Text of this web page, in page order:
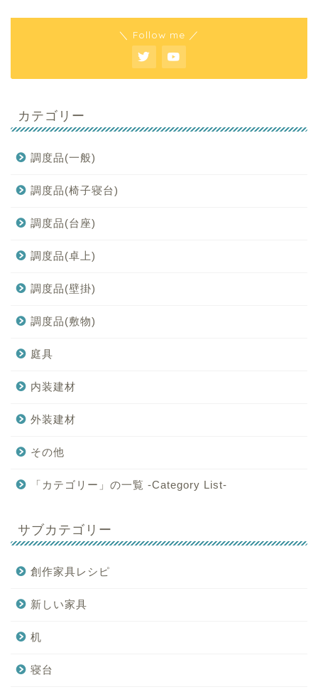
＼ Follow me ／
カテゴリー
調度品(一般)
調度品(椅子寝台)
調度品(台座)
調度品(卓上)
調度品(壁掛)
調度品(敷物)
庭具
内装建材
外装建材
その他
「カテゴリー」の一覧 -Category List-
サブカテゴリー
創作家具レシピ
新しい家具
机
寝台